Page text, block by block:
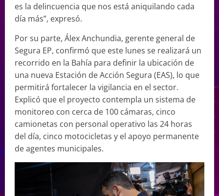
es la delincuencia que nos está aniquilando cada
día más”, expresó.
Por su parte, Álex Anchundia, gerente general de
Segura EP, confirmó que este lunes se realizará un
recorrido en la Bahía para definir la ubicación de
una nueva Estación de Acción Segura (EAS), lo que
permitirá fortalecer la vigilancia en el sector.
Explicó que el proyecto contempla un sistema de
monitoreo con cerca de 100 cámaras, cinco
camionetas con personal operativo las 24 horas
del día, cinco motocicletas y el apoyo permanente
de agentes municipales.